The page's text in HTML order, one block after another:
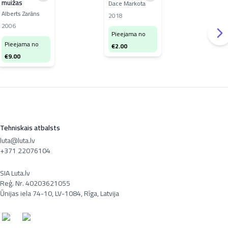
Alberts Zarāns
2006
Pieejama no
€9.00
Dace Markota
2018
Pieejama no
€2.00
Tehniskais atbalsts
luta@luta.lv
+371 22076104
SIA Luta.lv
Reģ. Nr. 40203621055
Ūnijas iela 74-10, LV-1084, Rīga, Latvija